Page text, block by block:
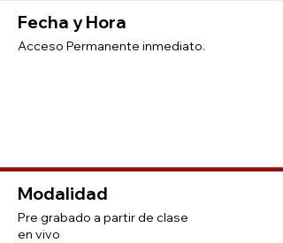
Fecha y Hora
Acceso Permanente inmediato.
Modalidad
Pre grabado a partir de clase
en vivo